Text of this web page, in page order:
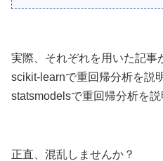
実際、それぞれを用いた記事
scikit-learnで重回帰分析を説
statsmodelsで重回帰分析を説
正直、混乱しませんか？